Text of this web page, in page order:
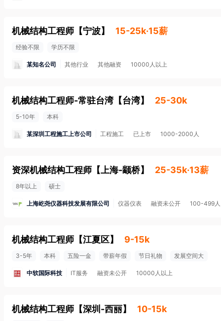
机械结构工程师 【宁波】 15-25k·15薪
经验不限 学历不限
某知名公司 其他行业 其他融资 10000人以上
机械结构工程师-常驻台湾 【台湾】 25-30k
5-10年 本科
某深圳工程施工上市公司 工程施工 已上市 1000-2000人
资深机械结构工程师 【 上海-颛桥】 25-35k·13薪
8年以上 硕士
上海屹尧仪器科技发展有限公司 仪器仪表 融资未公开 100-499人
机械结构工程师 【江夏区】 9-15k
3-5年 本科 五险一金 带薪年假 节日礼物 发展空间大
中软国际科技 IT服务 融资未公开 10000人以上
机械结构工程师 【深圳-西丽】 10-15k